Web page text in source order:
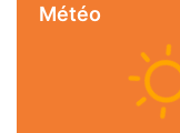
Météo